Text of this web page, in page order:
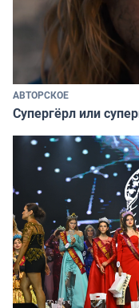
АВТОРСКОЕ
Супергёрл или